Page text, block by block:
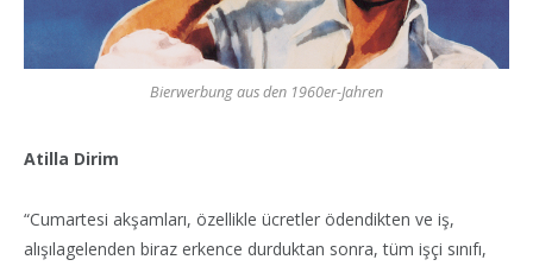
Bierwerbung aus den 1960er-Jahren
Atilla Dirim
“Cumartesi akşamları, özellikle ücretler ödendikten ve iş,
alışılagelenden biraz erkence durduktan sonra, tüm işçi sınıfı,